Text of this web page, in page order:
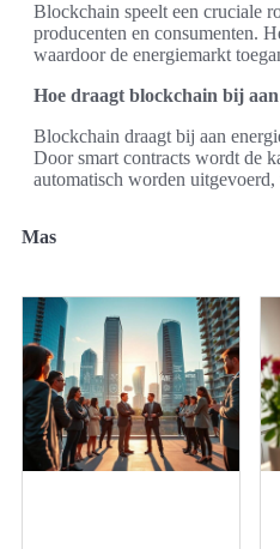
Blockchain speelt een cruciale
producenten en consumenten.
waardoor de energiemarkt
Hoe draagt blockchain bij
Blockchain draagt bij aan
Door smart contracts wordt de
automatisch worden
Mas